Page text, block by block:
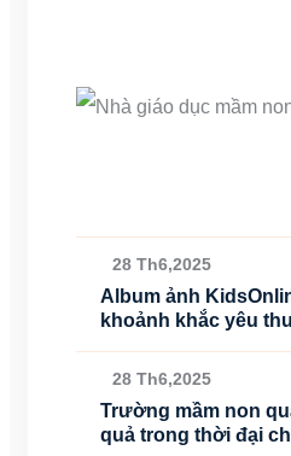
28 Th6,2025
Album ảnh
khoảnh khắc yêu
28 Th6,2025
Trường mầm non
quả trong thời đại